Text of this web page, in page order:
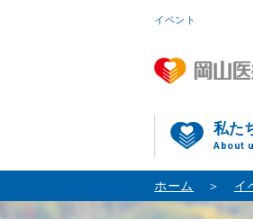
イベント
私た
About
ホーム イ